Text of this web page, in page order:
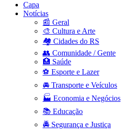
Capa
Notícias
📰 Geral
🎨 Cultura e Arte
🏘️ Cidades do RS
👥 Comunidade / Gente
🏥 Saúde
⚽ Esporte e Lazer
🚘 Transporte e Veículos
🏭 Economia e Negócios
📚 Educação
🚔 Segurança e Justiça